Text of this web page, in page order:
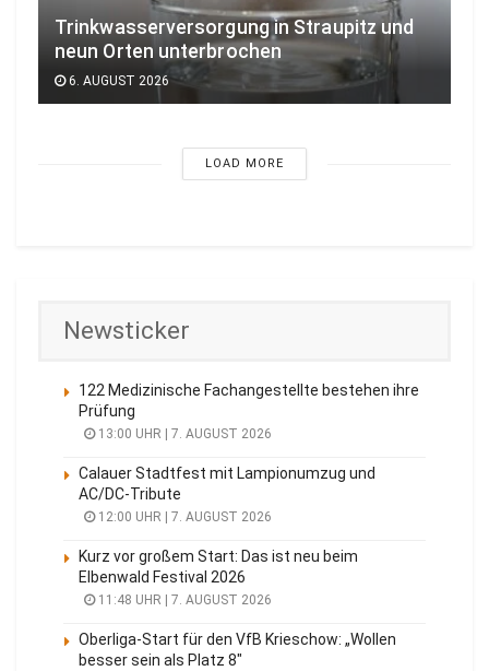
Trinkwasserversorgung in Straupitz und
neun Orten unterbrochen
6. AUGUST 2026
LOAD MORE
Newsticker
122 Medizinische Fachangestellte bestehen ihre
Prüfung
13:00 UHR | 7. AUGUST 2026
Calauer Stadtfest mit Lampionumzug und
AC/DC-Tribute
12:00 UHR | 7. AUGUST 2026
Kurz vor großem Start: Das ist neu beim
Elbenwald Festival 2026
11:48 UHR | 7. AUGUST 2026
Oberliga-Start für den VfB Krieschow: „Wollen
besser sein als Platz 8″